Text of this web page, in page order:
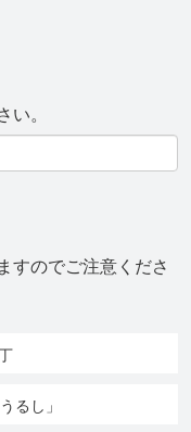
。
すのでご注意くださ
るし」